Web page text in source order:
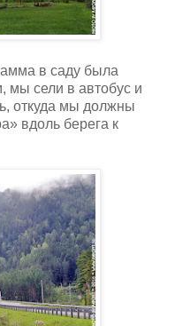
в саду была
мы сели в автобус и
откуда мы должны
вдоль берега к